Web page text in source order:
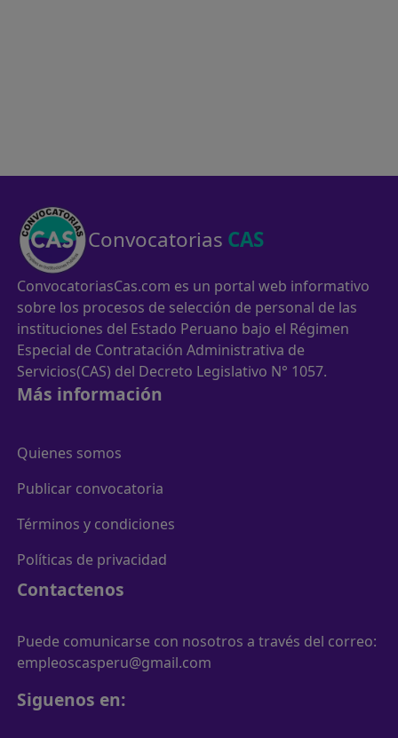
Convocatorias CAS
ConvocatoriasCas.com es un portal web informativo
sobre los procesos de selección de personal de las
instituciones del Estado Peruano bajo el Régimen
Especial de Contratación Administrativa de
Servicios(CAS) del Decreto Legislativo N° 1057.
Más información
Quienes somos
Publicar convocatoria
Términos y condiciones
Políticas de privacidad
Contactenos
Puede comunicarse con nosotros a través del correo:
empleoscasperu@gmail.com
Siguenos en: